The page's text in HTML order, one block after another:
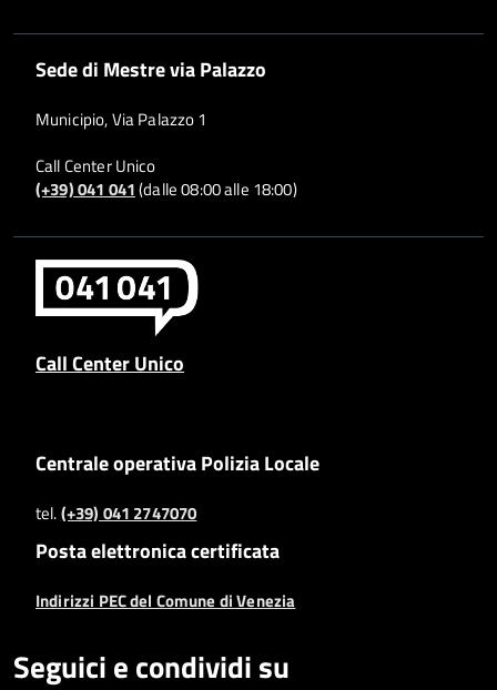
Sede di Mestre via Palazzo
Municipio, Via Palazzo 1
Call Center Unico
(+39) 041 041(dalle 08:00 alle 18:00)
Call Center Unico
Centrale operativa Polizia Locale
tel.(+39) 041 2747070
Posta elettronica certificata
Indirizzi PEC del Comune di Venezia
Seguici e condividi su